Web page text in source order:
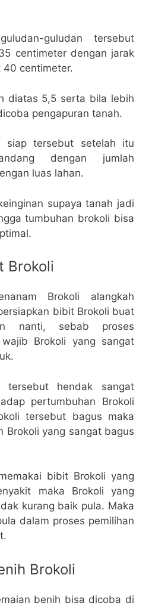
guludan tersebut
centimeter dengan jarak
40 centimeter.
diatas 5,5 serta bila lebih
pengapuran tanah.
siap tersebut setelah itu
dengan jumlah
luas lahan.
supaya tanah jadi
tumbuhan brokoli bisa
Brokoli
Brokoli alangkah
bibit Brokoli buat
nanti, sebab proses
Brokoli yang sangat
tersebut hendak sangat
pertumbuhan Brokoli
tersebut bagus maka
Brokoli yang sangat bagus
bibit Brokoli yang
maka Brokoli yang
kurang baik pula. Maka
dalam proses pemilihan
Brokoli
benih bisa dicoba di